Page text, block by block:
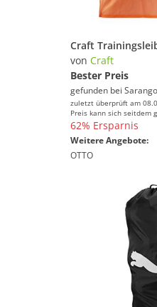
von Craft
Bester Preis
gefunden bei
zuletzt überprüft am
Preis kann sich seitdem
62% Ersparnis
Weitere Angebote:
OTTO